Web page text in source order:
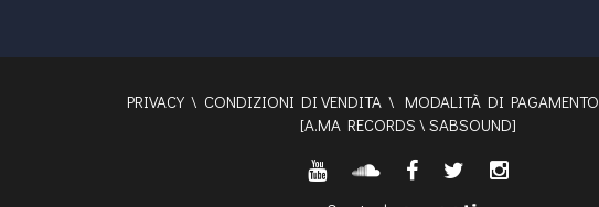
PRIVACY\ CONDIZIONI DI VENDITA\ MODALITÀ DI PAGAMENTO
[A.MA RECORDS \ SABSOUND]